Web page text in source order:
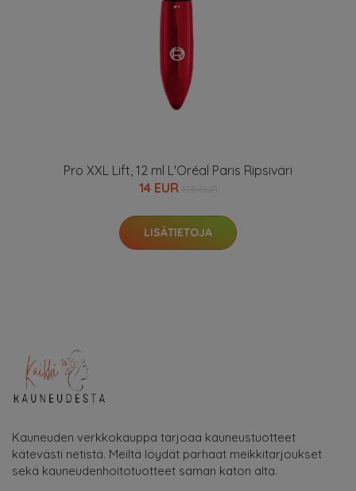
Pro XXL Lift, 12 ml L'Oréal Paris Ripsiväri
14 EUR
LISÄTIETOJA
Kauneuden verkkokauppa tarjoaa kauneustuotteet
kätevästi netistä. Meiltä löydät parhaat meikkitarjoukset
sekä kauneudenhoitotuotteet saman katon alta.